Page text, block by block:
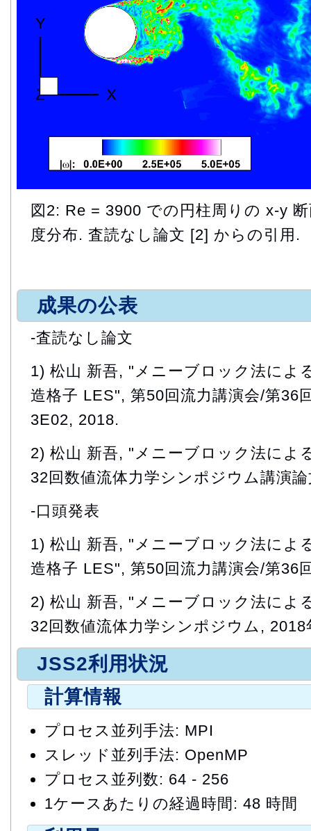
図2: Re = 3900 での円柱周りの x-y
度分布. 査読なし論文 [2] からの引用.
成果の公表
-査読なし論文
1) 松山 新吾, "メニーブロック法によ
造格子 LES", 第50回流力講演会/第36
3E02, 2018.
2) 松山 新吾, "メニーブロック法によ
32回数値流体力学シンポジウム講演
-口頭発表
1) 松山 新吾, "メニーブロック法によ
造格子 LES", 第50回流力講演会/第36
2) 松山 新吾, "メニーブロック法によ
32回数値流体力学シンポジウム, 2018
JSS2利用状況
計算情報
プロセス並列手法: MPI
スレッド並列手法: OpenMP
プロセス並列数: 64 - 256
1ケースあたりの経過時間: 48 時間